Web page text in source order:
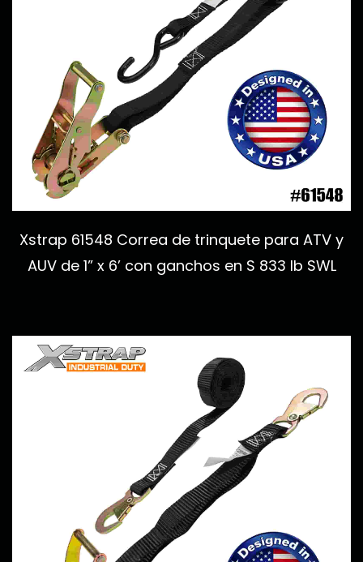
Xstrap 61548 Correa de trinquete para ATV y
AUV de 1” x 6’ con ganchos en S 833 lb SWL